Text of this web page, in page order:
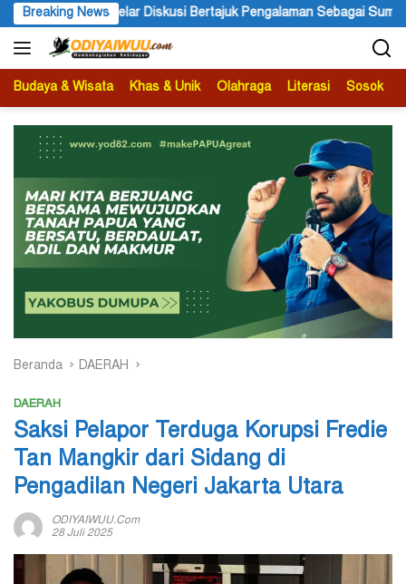
Langsung
ke
konten
Breaking News
Bertajuk Pengalaman Sebagai Sumber Pengetahuan
Budaya & Wisata Khas & Unik Olahraga Literasi Sosok
Beranda DAERAH
DAERAH
Saksi Pelapor Terduga Korupsi Fredie
Tan Mangkir dari Sidang di
Pengadilan Negeri Jakarta Utara
ODIYAIWUU.com
28 Juli 2025